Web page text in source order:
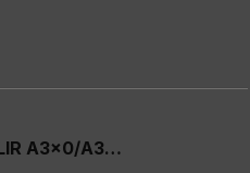
a rainbow-colored image. How do I fix this?